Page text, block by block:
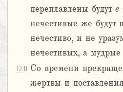
переплавлены будут в
нечестивые же будут
нечестиво, и не
нечестивых, а мудрые
12:11 Со времени
жертвы и